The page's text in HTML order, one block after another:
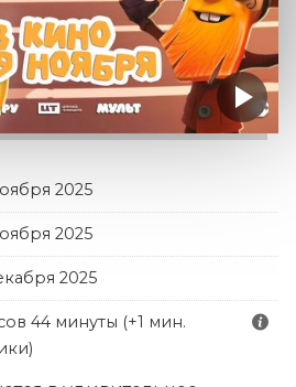
2025
2025
2025
44 минуты (+1 мин.